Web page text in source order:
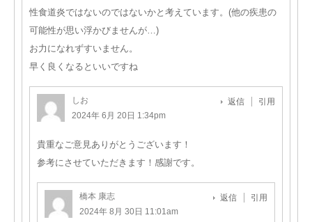
性食道炎ではないのではないかと考えています。(他の疾患の
可能性が思い浮かびませんが…)
お力になれずすいません。
早く良くなるといいですね
しお
2024年 6月 20日 1:34pm
返信 引用
貴重なご意見ありがとうございます！
参考にさせていただきます！感謝です。
橋本 康志
2024年 8月 30日 11:01am
返信 引用